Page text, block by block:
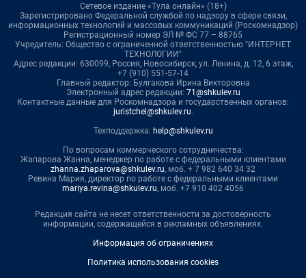
Сетевое издание «Тула онлайн» (18+)
Зарегистрировано Федеральной службой по надзору в сфере связи,
информационных технологий и массовых коммуникаций (Роскомнадзор)
Регистрационный номер ЭЛ № ФС 77 – 88765
Учредитель: Общество с ограниченной ответственностью "ИНТЕРНЕТ
ТЕХНОЛОГИИ"
Адрес редакции: 630099, Россия, Новосибирск, ул. Ленина, д. 12, 6 этаж,
+7 (910) 551-57-14
Главный редактор: Булгакова Ирина Викторовна
Электронный адрес редакции: 71@shkulev.ru
Контактные данные для Роскомнадзора и государственных органов:
juristchel@shkulev.ru.
Техподдержка: help@shkulev.ru
По вопросам коммерческого сотрудничества:
Жапарова Жанна, менеджер по работе с федеральными клиентами
zhanna.zhaparova@shkulev.ru, моб. + 7 982 640 34 32
Ревина Мария, директор по работе с федеральными клиентами
mariya.revina@shkulev.ru, моб. +7 910 402 4056
Редакция сайта не несет ответственности за достоверность
информации, содержащейся в рекламных объявлениях.
Информация об ограничениях
Политика использования cookies